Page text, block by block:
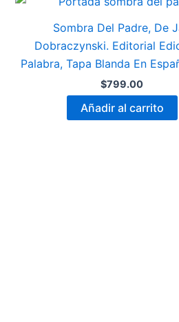
Sombra Del Padre, De
Dobraczynski. Editorial
Palabra, Tapa Blanda En
$799.00
Añadir al carrito